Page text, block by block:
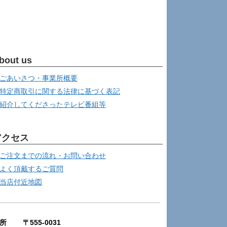
us
ごあいさつ・事業所概要
特定商取引に関する法律に基づく表記
紹介してくださったテレビ番組等
セス
ご注文までの流れ・お問い合わせ
よく頂戴するご質問
当店付近地図
所 〒555-0031